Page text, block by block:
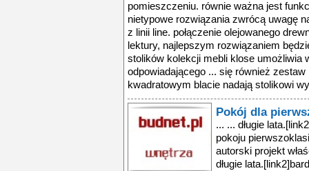
pomieszczeniu. równie ważna jest
nietypowe rozwiązania zwrócą uwagę
z linii line. połączenie olejowanego
lektury, najlepszym rozwiązaniem
stolików kolekcji mebli klose umożliwia
odpowiadającego ... się również
kwadratowym blacie nadają stolikowi
Pokój dla
... ... długie
pokoju
autorski projekt
długie